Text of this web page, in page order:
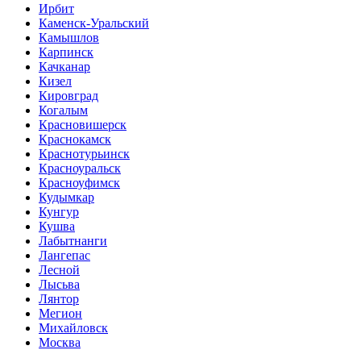
Ирбит
Каменск-Уральский
Камышлов
Карпинск
Качканар
Кизел
Кировград
Когалым
Красновишерск
Краснокамск
Краснотурьинск
Красноуральск
Красноуфимск
Кудымкар
Кунгур
Кушва
Лабытнанги
Лангепас
Лесной
Лысьва
Лянтор
Мегион
Михайловск
Москва